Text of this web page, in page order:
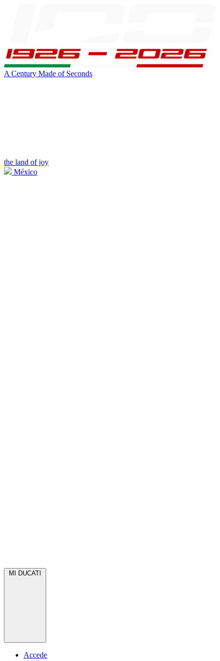
A Century Made of Seconds
the land of joy
México
MI DUCATI
Accede